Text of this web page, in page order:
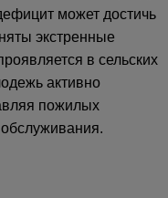
может достичь
экстренные
в сельских
активно
пожилых